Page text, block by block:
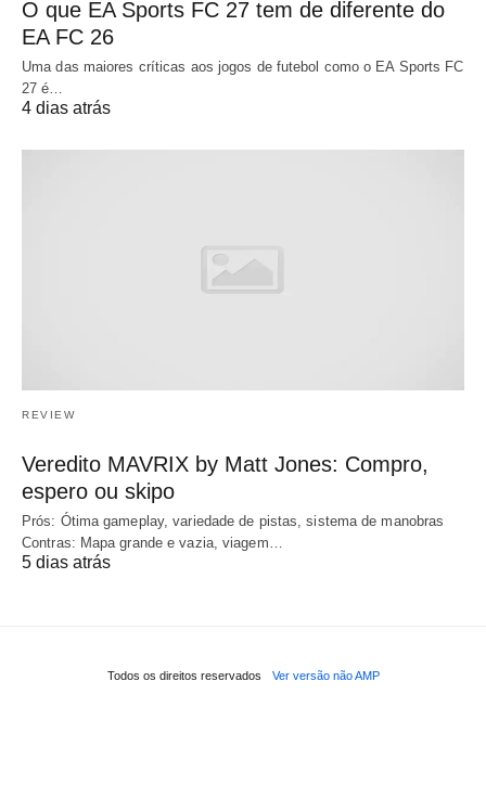
O que EA Sports FC 27 tem de diferente do
EA FC 26
Uma das maiores críticas aos jogos de futebol como o EA Sports FC
27 é…
4 dias atrás
REVIEW
Veredito MAVRIX by Matt Jones: Compro,
espero ou skipo
Prós: Ótima gameplay, variedade de pistas, sistema de manobras
Contras: Mapa grande e vazia, viagem…
5 dias atrás
Todos os direitos reservados Ver versão não AMP